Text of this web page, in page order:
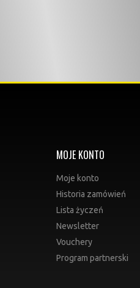
MOJE KONTO
Moje konto
Historia zamówień
Lista życzeń
Newsletter
Vouchery
Program partnerski